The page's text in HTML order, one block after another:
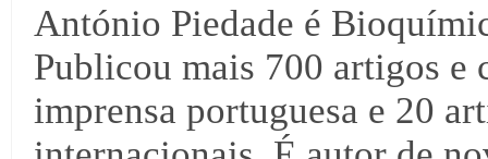
António Piedade é
Publicou mais 700 artigos
imprensa portuguesa e 20